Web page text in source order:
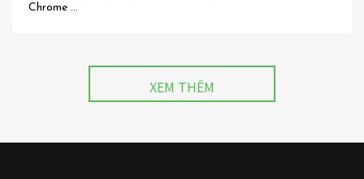
Chrome ...
XEM THÊM